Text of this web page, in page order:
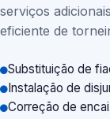
serviços
eficiente de
Substituição de
Instalação de
Correção de